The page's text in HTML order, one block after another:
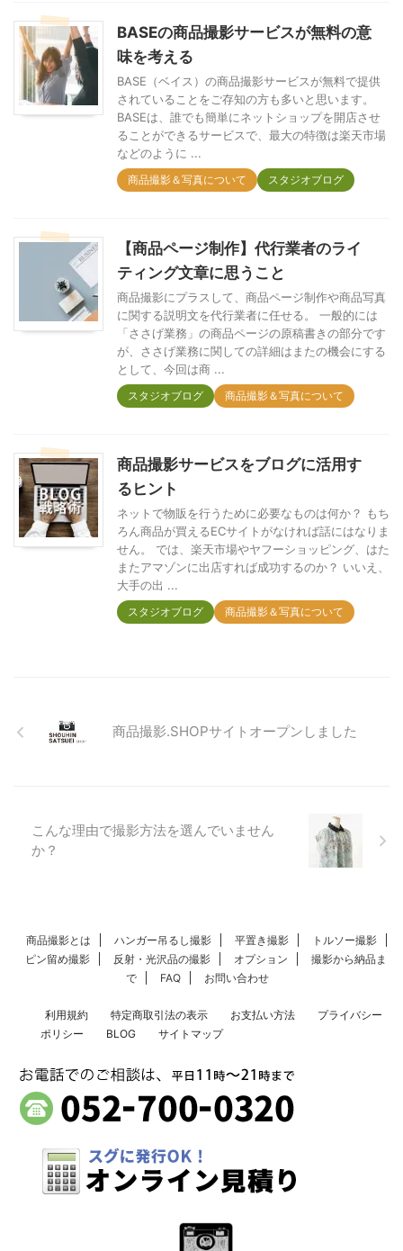
BASEの商品撮影サービスが無料の意
味を考える
BASE（ベイス）の商品撮影サービスが無料で提供
されていることをご存知の方も多いと思います。
BASEは、誰でも簡単にネットショップを開店させ
ることができるサービスで、最大の特徴は楽天市場
などのように ...
商品撮影＆写真について スタジオブログ
【商品ページ制作】代行業者のライ
ティング文章に思うこと
商品撮影にプラスして、商品ページ制作や商品写真
に関する説明文を代行業者に任せる。 一般的には
「ささげ業務」の商品ページの原稿書きの部分です
が、ささげ業務に関しての詳細はまたの機会にする
として、今回は商 ...
スタジオブログ 商品撮影＆写真について
商品撮影サービスをブログに活用す
るヒント
ネットで物販を行うために必要なものは何か？ もち
ろん商品が買えるECサイトがなければ話にはなりま
せん。 では、楽天市場やヤフーショッピング、はた
またアマゾンに出店すれば成功するのか？ いいえ、
大手の出 ...
スタジオブログ 商品撮影＆写真について
商品撮影.SHOPサイトオープンしました
こんな理由で撮影方法を選んでいません
か？
商品撮影とは ハンガー吊るし撮影 平置き撮影
トルソー撮影
ピン留め撮影
反射・光沢品の撮影 オプション
撮影から納品ま
で
FAQ お問い合わせ
利用規約 特定商取引法の表示 お支払い方法
プライバシー
ポリシー
BLOG サイトマップ